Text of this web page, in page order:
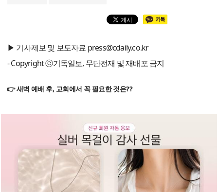
▶ 기사제보 및 보도자료 press@cdaily.co.kr
- Copyright ⓒ기독일보, 무단전재 및 재배포 금지
👉 새벽 예배 후, 교회에서 꼭 필요한 것은??